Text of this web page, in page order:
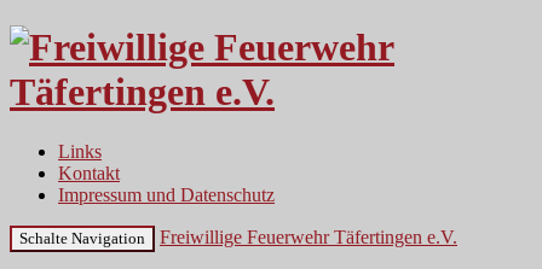
Links
Kontakt
Impressum und Datenschutz
Schalte Navigation Freiwillige Feuerwehr Täfertingen e.V.